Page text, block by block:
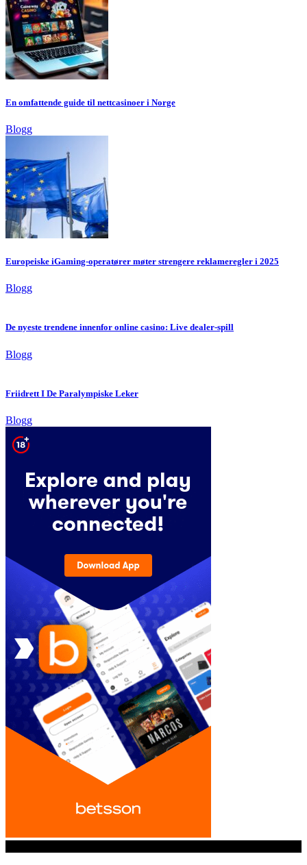
En omfattende guide til nettcasinoer i Norge
Blogg
Europeiske iGaming-operatører møter strengere reklameregler i 2025
Blogg
De nyeste trendene innenfor online casino: Live dealer-spill
Blogg
Friidrett I De Paralympiske Leker
Blogg